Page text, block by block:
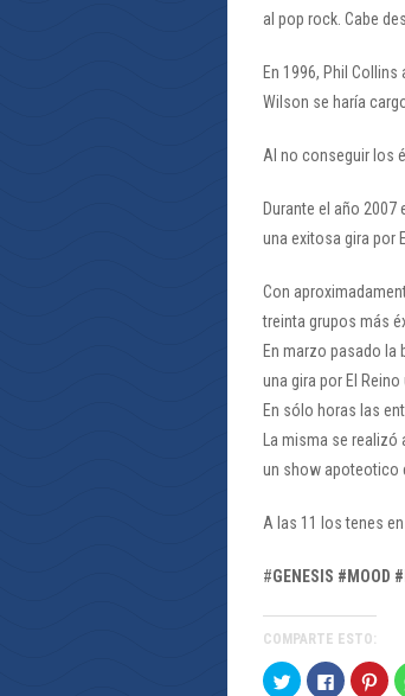
al pop rock. Cabe
En 1996, Phil
Wilson se haría
Al no conseguir los
Durante el año
una exitosa gira por
Con
treinta grupos más
En marzo pasado la
una gira por El Reino
En sólo horas las
La misma se
un show apoteotico
A las 11 los tenes
#GENESIS #MOOD
COMPARTE ESTO:
Haz
clic
Haz
clic
Haz
clic